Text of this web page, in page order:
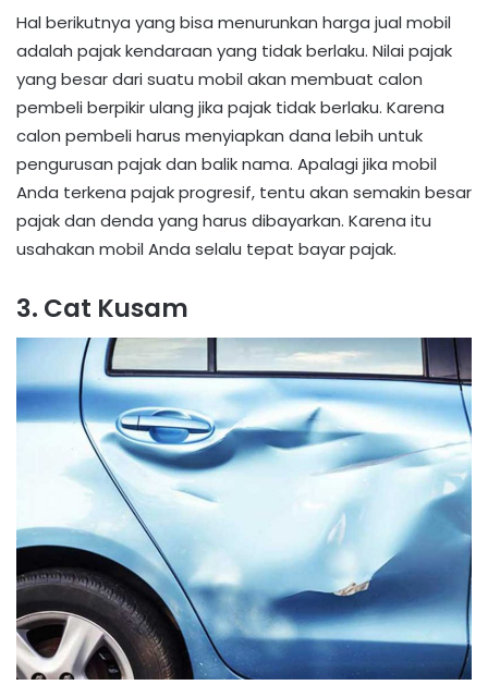
Hal berikutnya yang bisa menurunkan harga jual mobil
adalah pajak kendaraan yang tidak berlaku. Nilai pajak
yang besar dari suatu mobil akan membuat calon
pembeli berpikir ulang jika pajak tidak berlaku. Karena
calon pembeli harus menyiapkan dana lebih untuk
pengurusan pajak dan balik nama. Apalagi jika mobil
Anda terkena pajak progresif, tentu akan semakin besar
pajak dan denda yang harus dibayarkan. Karena itu
usahakan mobil Anda selalu tepat bayar pajak.
3. Cat Kusam